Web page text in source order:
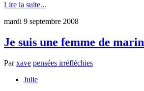
Lire la suite...
mardi 9 septembre 2008
Je suis une femme de marin
Parxave pensées irréfléchies
Julie